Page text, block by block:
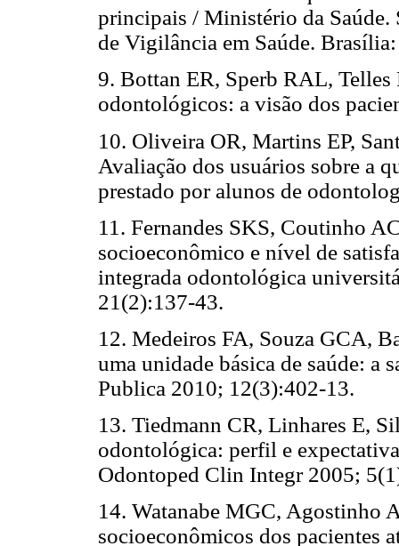
principais / Ministério da Saúde.
de Vigilância em Saúde.
9. Bottan ER, Sperb RAL,
odontológicos: a visão dos
10. Oliveira OR, Martins EP,
Avaliação dos usuários sobre a
prestado por alunos de
11. Fernandes SKS, Coutinho
socioeconômico e nível de
integrada odontológica
21(2):137-43.
12. Medeiros FA, Souza GCA,
uma unidade básica de saúde: a
Publica 2010; 12(3):402-13.
13. Tiedmann CR, Linhares E,
odontológica: perfil e
Odontoped Clin Integr 2005;
14. Watanabe MGC, Agostinho
socioeconômicos dos pacientes